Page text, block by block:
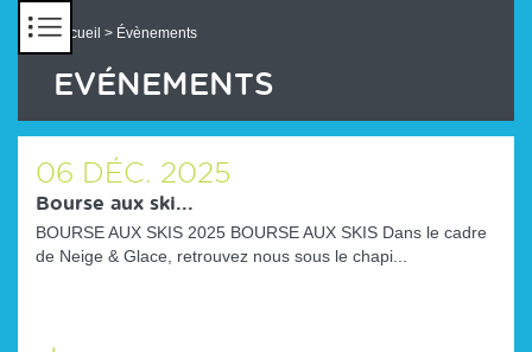
Accueil > Évènements
EVÉNEMENTS
06 DÉC. 2025
Bourse aux ski...
BOURSE AUX SKIS 2025 BOURSE AUX SKIS Dans le cadre
de Neige & Glace, retrouvez nous sous le chapi...